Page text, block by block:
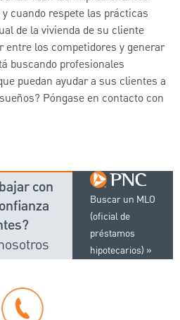
cuando respete las prácticas
de la vivienda de su cliente
entre los competidores y generar
buscando profesionales
puedan ayudar a sus clientes a
Póngase en contacto con
Buscar un MLO
(oficial de
préstamos
hipotecarios)
con